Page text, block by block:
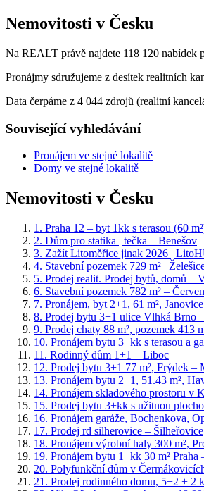
Nemovitosti v Česku
Na REALT právě najdete 118 120 nabídek
Pronájmy sdružujeme z desítek realitních
Data čerpáme z 4 044 zdrojů (realitní
Související vyhledávání
Pronájem ve stejné lokalitě
Domy ve stejné lokalitě
Nemovitosti v Česku
1 . Praha 12 – byt 1kk s terasou (60
2. Dům pro statika | tečka – Benešov
3. Zažít Litoměřice jinak 2026 |
4. Stavební pozemek 729 m² |
5. Prodej realit. Prodej bytů, domů –
6. Stavební pozemek 782 m² –
7. Pronájem, byt 2+1, 61 m²,
8. Prodej bytu 3+1 ulice Vlhká Brno
9. Prodej chaty 88 m², pozemek 413
10. Pronájem bytu 3+kk s terasou a
11 . Rodinný dům 1+1 – Liboc
12. Prodej bytu 3+1 77 m², Frýdek
13. Pronájem bytu 2+1, 51.43 m²,
14. Pronájem skladového prostoru v
15. Prodej bytu 3+kk s užitnou
16. Pronájem garáže, Bochenkova,
17. Prodej rd silherovice – Šilheřovice
18. Pronájem výrobní haly 300 m²,
19. Pronájem bytu 1+kk 30 m² Praha
20. Polyfunkční dům v
21 . Prodej rodinného domu, 5+2 + 2